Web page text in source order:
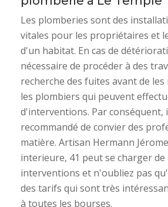
Les plomberies sont des
vitales pour les propriétaires et
d'un habitat. En cas de
nécessaire de procéder à des
recherche des fuites avant de
les plombiers qui peuvent
d'interventions. Par conséquent,
recommandé de convier des
matière. Artisan Hermann
interieure, 41 peut se charger de
interventions et n'oubliez pas
des tarifs qui sont très
à toutes les bourses.